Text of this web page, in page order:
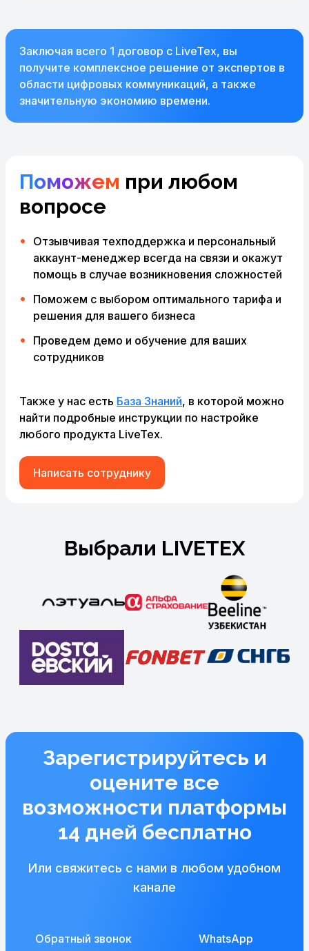
Заключая всего 1 договор с LiveTex, вы
получите комплексное решение от экспертов в
области цифровых коммуникаций, а также
значительную экономию времени.
Поможем при любом
вопросе
Отзывчивая техподдержка и персональный
аккаунт-менеджер всегда на связи и окажут
помощь в случае возникновения сложностей
Поможем с выбором оптимального тарифа и
решения для вашего бизнеса
Проведем демо и обучение для ваших
сотрудников
Также у нас есть База Знаний, в которой можно
найти подробные инструкции по настройке
любого продукта LiveTex.
Написать сотруднику
Выбрали LIVETEX
Зарегистрируйтесь и
оцените все
возможности платформы
14 дней бесплатно
Или свяжитесь с нами в любом удобном
канале
Обратный звонок WhatsApp